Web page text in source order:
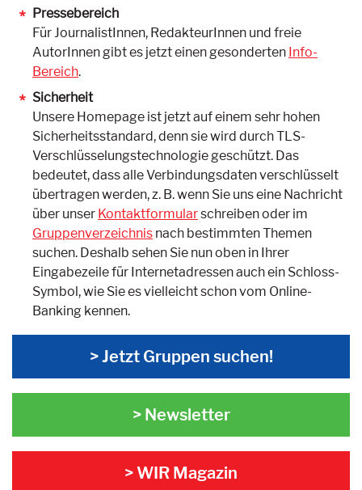
Pressebereich
Für JournalistInnen, RedakteurInnen und freie
AutorInnen gibt es jetzt einen gesonderten Info-
Bereich.
Sicherheit
Unsere Homepage ist jetzt auf einem sehr hohen
Sicherheitsstandard, denn sie wird durch TLS-
Verschlüsselungstechnologie geschützt. Das
bedeutet, dass alle Verbindungsdaten verschlüsselt
übertragen werden, z. B. wenn Sie uns eine Nachricht
über unser Kontaktformularschreiben oder im
Gruppenverzeichnis nach bestimmten Themen
suchen. Deshalb sehen Sie nun oben in Ihrer
Eingabezeile für Internetadressen auch ein Schloss-
Symbol, wie Sie es vielleicht schon vom Online-
Banking kennen.
> Jetzt Gruppen suchen!
> Newsletter
> WIR Magazin